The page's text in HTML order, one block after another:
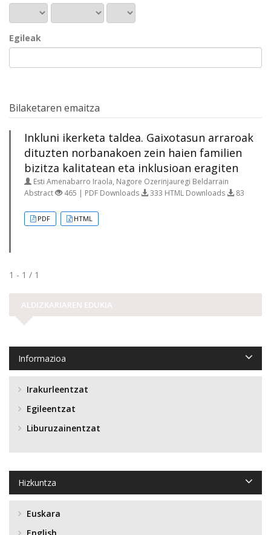
Egileak
Bilaketaren emaitza
Inkluni ikerketa taldea. Gaixotasun arraroak
dituzten norbanakoen zein haien familien
bizitza kalitatean eta inklusioan eragiten
Esti Amenabarro Iraola, Nagore Ozerinjauregi Beldarrain
Abstract
465 | PDF Downloads 333 HTML Downloads 83
PDF HTML
1 - 1 / 1
ALDIZKARIAREN EDUKIA
Informazioa
Irakurleentzat
Egileentzat
Liburuzainentzat
Hizkuntza
Euskara